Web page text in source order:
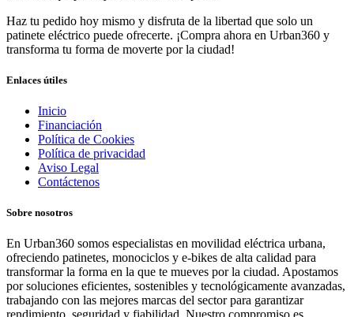
Haz tu pedido hoy mismo y disfruta de la libertad que solo un
patinete eléctrico puede ofrecerte. ¡Compra ahora en Urban360 y
transforma tu forma de moverte por la ciudad!
Enlaces útiles
Inicio
Financiación
Política de Cookies
Política de privacidad
Aviso Legal
Contáctenos
Sobre nosotros
En Urban360 somos especialistas en movilidad eléctrica urbana,
ofreciendo patinetes, monociclos y e-bikes de alta calidad para
transformar la forma en la que te mueves por la ciudad. Apostamos
por soluciones eficientes, sostenibles y tecnológicamente avanzadas,
trabajando con las mejores marcas del sector para garantizar